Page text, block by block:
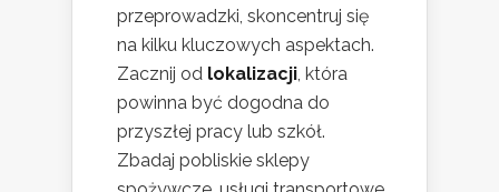
przeprowadzki, skoncentruj się
na kilku kluczowych aspektach.
Zacznij od lokalizacji, która
powinna być dogodna do
przyszłej pracy lub szkół.
Zbadaj pobliskie sklepy